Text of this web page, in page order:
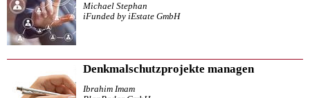
Michael Stephan
iFunded by iEstate GmbH
Denkmalschutzprojekte managen
Ibrahim Imam